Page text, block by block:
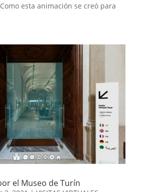
esta animación se creó para
el Museo de Turín